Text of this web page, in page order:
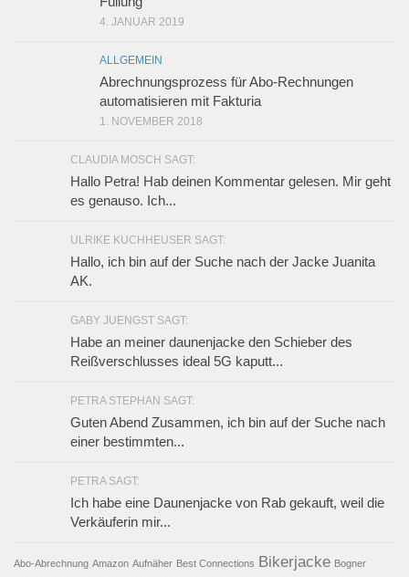
4. JANUAR 2019
ALLGEMEIN
Abrechnungsprozess für Abo-Rechnungen
automatisieren mit Fakturia
1. NOVEMBER 2018
CLAUDIA MOSCH SAGT:
Hallo Petra! Hab deinen Kommentar gelesen. Mir geht
es genauso. Ich...
ULRIKE KUCHHEUSER SAGT:
Hallo, ich bin auf der Suche nach der Jacke Juanita
AK.
GABY JUENGST SAGT:
Habe an meiner daunenjacke den Schieber des
Reißverschlusses ideal 5G kaputt...
PETRA STEPHAN SAGT:
Guten Abend Zusammen, ich bin auf der Suche nach
einer bestimmten...
PETRA SAGT:
Ich habe eine Daunenjacke von Rab gekauft, weil die
Verkäuferin mir...
Abo-Abrechnung Amazon Aufnäher Best Connections Bikerjacke Bogner